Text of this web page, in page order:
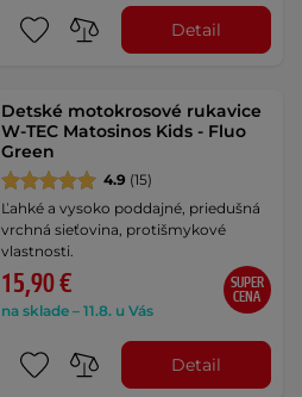
Detail
Detské motokrosové rukavice
W-TEC Matosinos Kids - Fluo
Green
4.9 (15)
Ľahké a vysoko poddajné, priedušná
vrchná sieťovina, protišmykové
vlastnosti.
15,90 €
na sklade – 11.8. u Vás
SUPER
CENA
Detail